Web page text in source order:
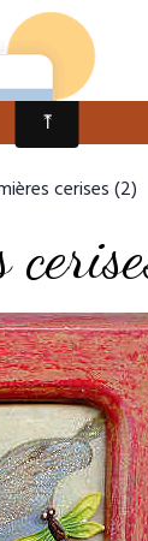
gratuits
cerises (2)